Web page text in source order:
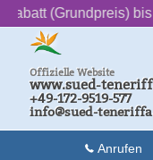
bis Juli 2026,
Offizielle Website
www.sued-
+49-172-9519-577
info@sued-
Anrufen